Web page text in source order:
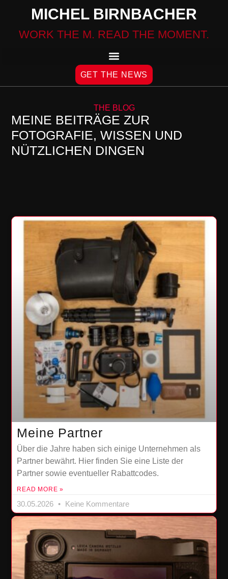
MICHEL BIRNBACHER
WORK THE M. READ THE MOMENT.
GET THE NEWS
THE BLOG
MEINE BEITRÄGE ZUR
FOTOGRAFIE, WISSEN UND
NÜTZLICHEN DINGEN
Meine Partner
Über die Jahre haben sich einige Unternehmen als
Partner bewährt. Hier finden Sie eine Liste der
Partner sowie eventueller Rabattcodes.
READ MORE »
30.05.2026 Keine Kommentare